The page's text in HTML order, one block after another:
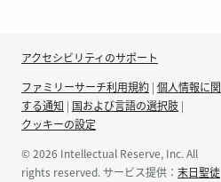
アクセシビリティのサポート
ファミリーサーチ利用規約 | 個人情報に関
する通知 | 国および言語の選択肢 |
クッキーの設定
© 2026 Intellectual Reserve, Inc. All
rights reserved. サービス提供： 末日聖徒